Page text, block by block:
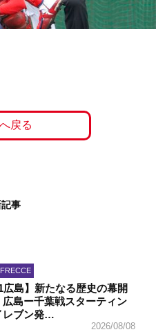
戻る
事
広島】新たなる歴史の幕開
広島ー千葉戦スターティン
レブン発…
2026/08/08